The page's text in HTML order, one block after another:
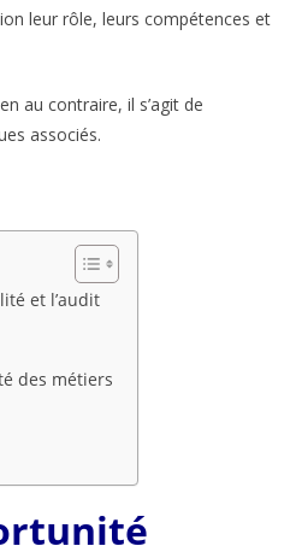
leur rôle, leurs compétences et
au contraire, il s’agit de
associés.
et l’audit
des métiers